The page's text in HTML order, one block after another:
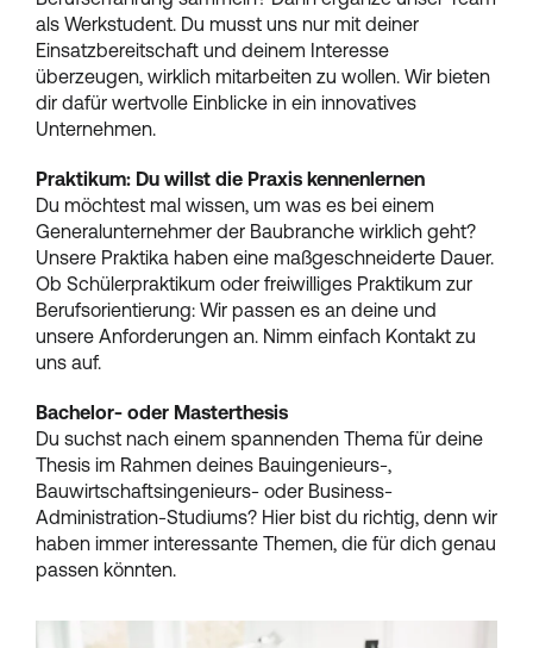
als Werkstudent. Du musst uns nur mit deiner
Einsatzbereitschaft und deinem Interesse
überzeugen, wirklich mitarbeiten zu wollen. Wir bieten
dir dafür wertvolle Einblicke in ein innovatives
Unternehmen.
Praktikum: Du willst die Praxis kennenlernen
Du möchtest mal wissen, um was es bei einem
Generalunternehmer der Baubranche wirklich geht?
Unsere Praktika haben eine maßgeschneiderte Dauer.
Ob Schülerpraktikum oder freiwilliges Praktikum zur
Berufsorientierung: Wir passen es an deine und
unsere Anforderungen an. Nimm einfach Kontakt zu
uns auf.
Bachelor- oder Masterthesis
Du suchst nach einem spannenden Thema für deine
Thesis im Rahmen deines Bauingenieurs-,
Bauwirtschaftsingenieurs- oder Business-
Administration-Studiums? Hier bist du richtig, denn wir
haben immer interessante Themen, die für dich genau
passen könnten.